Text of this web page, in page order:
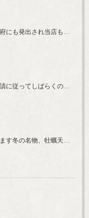
京都市の時短営業要請に従ってしばらくの間20時までの営業とさせていただいております。寒い時期には温かいお蕎麦がおすすめ